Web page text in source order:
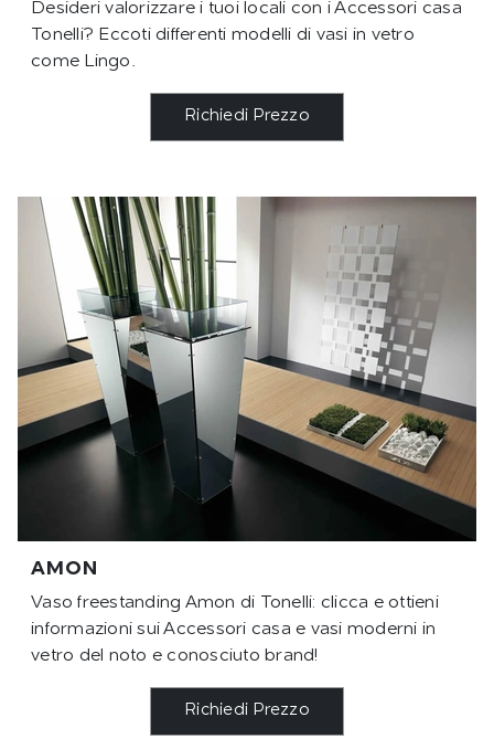
Desideri valorizzare i tuoi locali con i Accessori casa
Tonelli? Eccoti differenti modelli di vasi in vetro
come Lingo.
Richiedi Prezzo
AMON
Vaso freestanding Amon di Tonelli: clicca e ottieni
informazioni sui Accessori casa e vasi moderni in
vetro del noto e conosciuto brand!
Richiedi Prezzo